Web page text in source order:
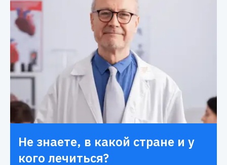
Не знаете, в какой стране и у
кого лечиться?